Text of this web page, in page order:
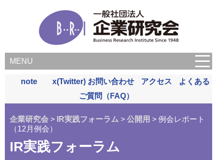
MENU
note x(Twitter) お問い合わせ アクセス
よくある
ご質問（FAQ）
企業研究会 > IR実践フォーラム > 公開用 > 例会レポート
（12月例会）
IR実践フォーラム